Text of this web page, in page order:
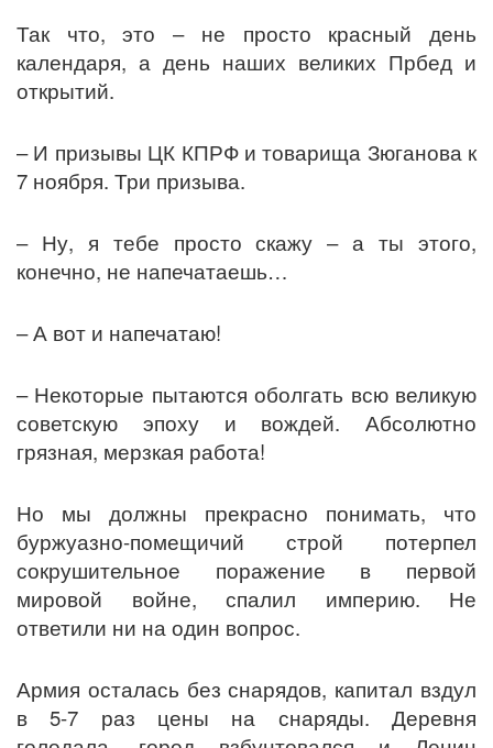
Так что, это – не просто красный день
календаря, а день наших великих Прбед и
открытий.
– И призывы ЦК КПРФ и товарища Зюганова к
7 ноября. Три призыва.
– Ну, я тебе просто скажу – а ты этого,
конечно, не напечатаешь…
– А вот и напечатаю!
– Некоторые пытаются оболгать всю великую
советскую эпоху и вождей. Абсолютно
грязная, мерзкая работа!
Но мы должны прекрасно понимать, что
буржуазно-помещичий строй потерпел
сокрушительное поражение в первой
мировой войне, спалил империю. Не
ответили ни на один вопрос.
Армия осталась без снарядов, капитал вздул
в 5-7 раз цены на снаряды. Деревня